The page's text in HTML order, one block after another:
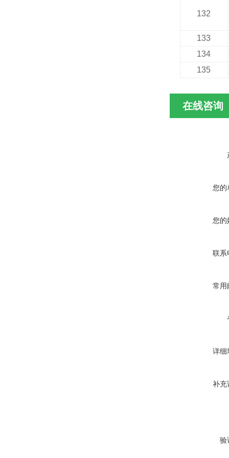
132
133
134
135
在线咨询
您的
您的
联系
常用
详细
补充
验